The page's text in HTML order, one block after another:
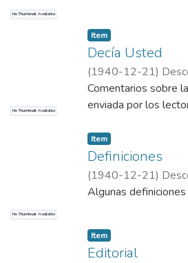
No Thumbnail Available
No Thumbnail Available
Item
Decía Usted
(1940-12-21)
Comentarios sobre
enviada por los
No Thumbnail Available
Item
Definiciones
(1940-12-21)
Algunas
Item
Editorial